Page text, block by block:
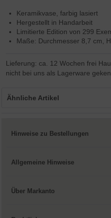
Keramikvase, farbig lasiert
Hergestellt in Handarbeit
Limitierte Edition von 299
Maße: Durchmesser 8,7 cm,
Lieferung: ca. 12 Wochen frei
nicht bei uns als Lagerware
Ähnliche Artikel
Hinweise zu Bestellungen
Allgemeine Hinweise
Über Markanto